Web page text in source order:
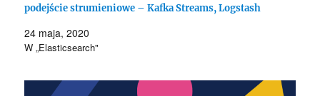
podejście strumieniowe – Kafka Streams, Logstash
24 maja, 2020
W „Elasticsearch"